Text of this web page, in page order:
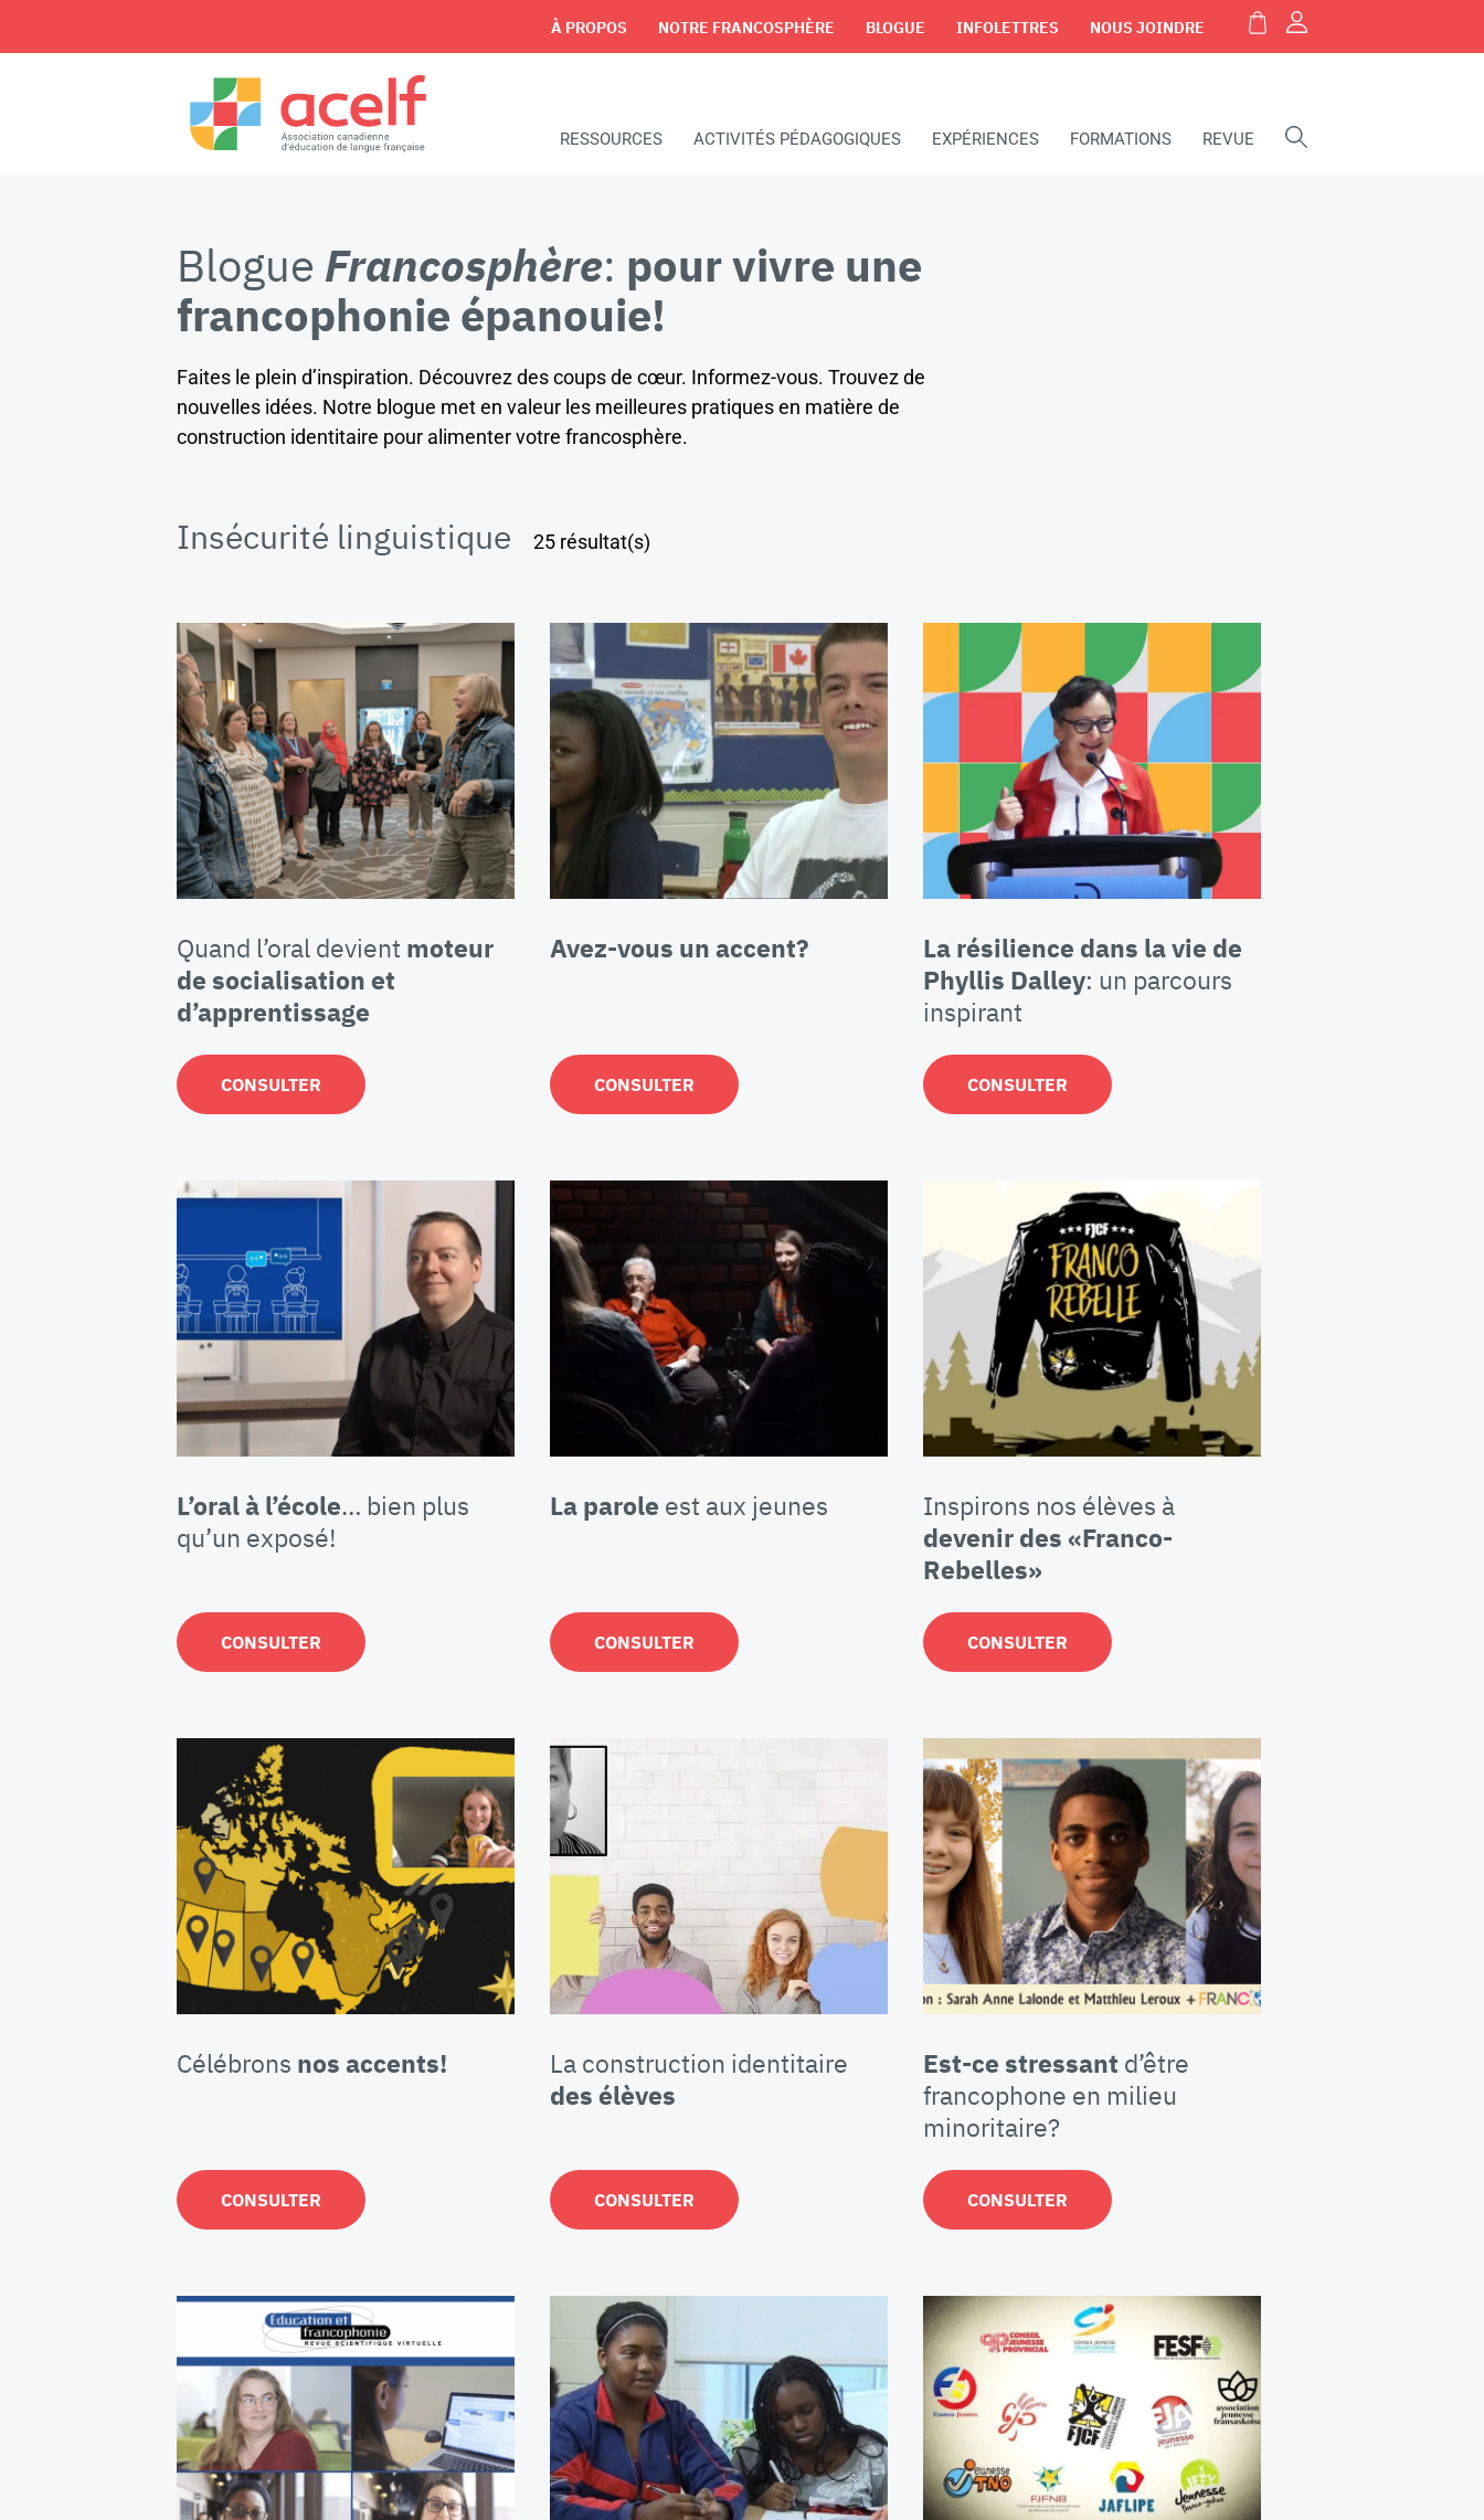
À PROPOS NOTRE FRANCOSPHÈRE BLOGUE INFOLETTRES NOUS JOINDRE
RESSOURCES ACTIVITÉS PÉDAGOGIQUES EXPÉRIENCES FORMATIONS REVUE
Blogue Francosphère: pour vivre une
francophonie épanouie!
Faites le plein d’inspiration. Découvrez des coups de cœur. Informez-vous. Trouvez de
nouvelles idées. Notre blogue met en valeur les meilleures pratiques en matière de
construction identitaire pour alimenter votre francosphère.
Insécurité linguistique 25 résultat(s)
Quand l’oral devient moteur
de socialisation et
d’apprentissage
CONSULTER
Avez-vous un accent?
CONSULTER
La résilience dans la vie de
Phyllis Dalley: un parcours
inspirant
CONSULTER
L’oral à l’école… bien plus
qu’un exposé!
CONSULTER
La parole est aux jeunes
CONSULTER
Inspirons nos élèves à
devenir des «Franco-
Rebelles»
CONSULTER
Célébrons nos accents!
CONSULTER
La construction identitaire
des élèves
CONSULTER
Est-ce stressant d’être
francophone en milieu
minoritaire?
CONSULTER